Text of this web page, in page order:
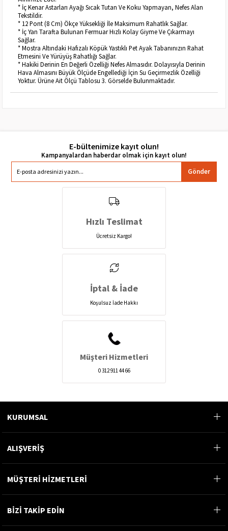
* İç Kenar Astarları Ayağı Sıcak Tutan Ve Koku Yapmayan, Nefes Alan
Tekstildir.
* 12 Pont (8 Cm) Ökçe Yüksekliği İle Maksimum Rahatlık Sağlar.
* İç Yan Tarafta Bulunan Fermuar Hızlı Kolay Giyme Ve Çıkarmayı
Sağlar.
* Mostra Altındaki Hafızalı Köpük Yastıklı Pet Ayak Tabanınızın Rahat
Etmesini Ve Yürüyüş Rahatlığı Sağlar.
* Hakiki Derinin En Değerli Özelliği Nefes Almasıdır. Dolayısıyla Derinin
Hava Almasını Büyük Ölçüde Engellediği İçin Su Geçirmezlik Özelliği
Yoktur. Ürüne Ait Ölçü Tablosu 3. Görselde Bulunmaktadır.
E-bültenimize kayıt olun!
Gönder
Hızlı Teslimat
Ücretsiz Kargo!
İptal & İade
Koşulsuz İade Hakkı
Müşteri Hizmetleri
0 312 911 44 66
KURUMSAL
ALIŞVERİŞ
MÜŞTERİ HİZMETLERİ
BİZİ TAKİP EDİN